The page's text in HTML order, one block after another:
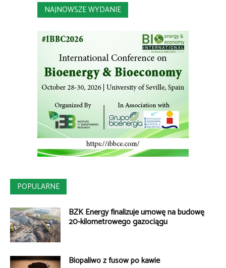
NAJNOWSZE WYDANIE
POPULARNE
BZK Energy finalizuje umowę na budowę
20-kilometrowego gazociągu
Biopaliwo z fusów po kawie